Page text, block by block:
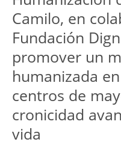
Camilo, en
Fundación
promover un
humanizada
centros de
cronicidad
vida